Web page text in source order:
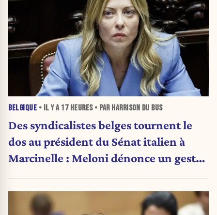
BELGIQUE • IL Y A 17 HEURES• PAR HARRISON DU BUS
Des syndicalistes belges tournent le
dos au président du Sénat italien à
Marcinelle : Meloni dénonce un geste